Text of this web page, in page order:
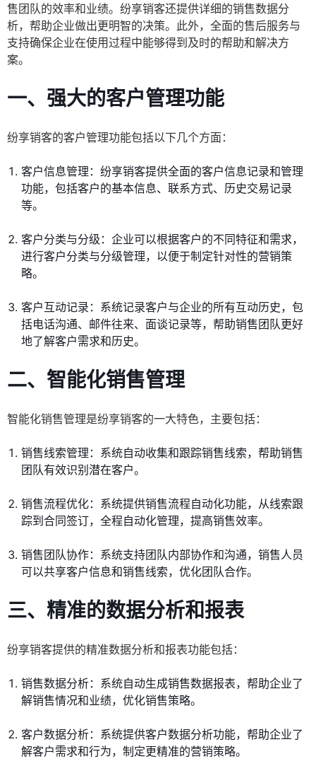
售团队的效率和业绩。纷享销客还提供详细的销售数据分
析，帮助企业做出更明智的决策。此外，全面的售后服务与
支持确保企业在使用过程中能够得到及时的帮助和解决方
案。
一、强大的客户管理功能
纷享销客的客户管理功能包括以下几个方面：
客户信息管理：纷享销客提供全面的客户信息记录和管理
功能，包括客户的基本信息、联系方式、历史交易记录
等。
客户分类与分级：企业可以根据客户的不同特征和需求，
进行客户分类与分级管理，以便于制定针对性的营销策
略。
客户互动记录：系统记录客户与企业的所有互动历史，包
括电话沟通、邮件往来、面谈记录等，帮助销售团队更好
地了解客户需求和历史。
二、智能化销售管理
智能化销售管理是纷享销客的一大特色，主要包括：
销售线索管理：系统自动收集和跟踪销售线索，帮助销售
团队有效识别潜在客户。
销售流程优化：系统提供销售流程自动化功能，从线索跟
踪到合同签订，全程自动化管理，提高销售效率。
销售团队协作：系统支持团队内部协作和沟通，销售人员
可以共享客户信息和销售线索，优化团队合作。
三、精准的数据分析和报表
纷享销客提供的精准数据分析和报表功能包括：
销售数据分析：系统自动生成销售数据报表，帮助企业了
解销售情况和业绩，优化销售策略。
客户数据分析：系统提供客户数据分析功能，帮助企业了
解客户需求和行为，制定更精准的营销策略。